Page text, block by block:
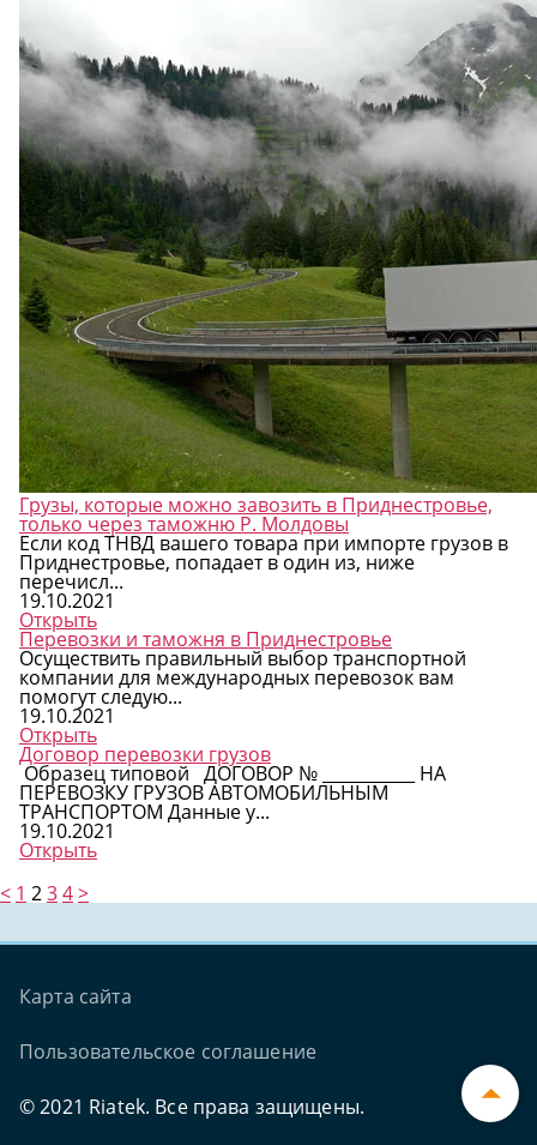
Грузы, которые можно завозить в Приднестровье,
только через таможню Р. Молдовы
Если код ТНВД вашего товара при импорте грузов в
Приднестровье, попадает в один из, ниже
перечисл...
19.10.2021
Открыть
Перевозки и таможня в Приднестровье
Осуществить правильный выбор транспортной
компании для международных перевозок вам
помогут следую...
19.10.2021
Открыть
Договор перевозки грузов
Образец типовой ДОГОВОР № ___________ НА
ПЕРЕВОЗКУ ГРУЗОВ АВТОМОБИЛЬНЫМ
ТРАНСПОРТОМ Данные у...
19.10.2021
Открыть
< 1 234>
Стоимость перевозок
Перевозки грузов
Доставка грузов
Экспедиторские услуги
Грузоперевозки Турция
Грузоперевозки Греция
Грузоперевозки Румыния
Грузоперевозки Казахстан
Написать отзыв
Рекомендации
Правила обработки персональных данных
Транзитные перевозки грузов из Китая
© 2021 Riatek. Все права защищены.
Пользовательское соглашение
Карта сайта